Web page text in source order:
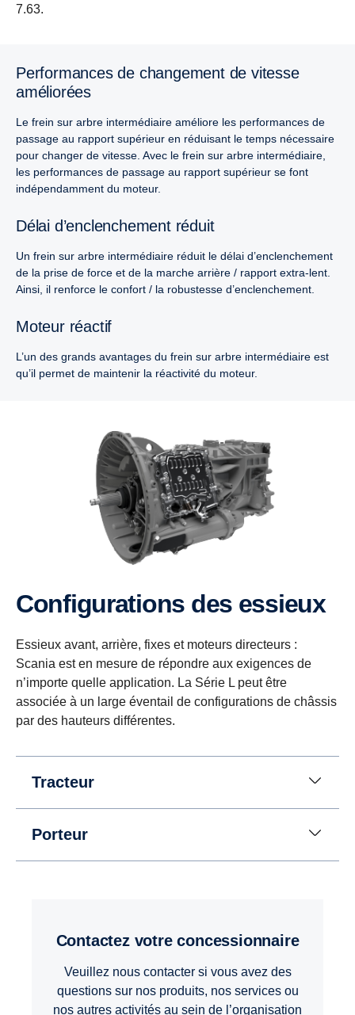
7.63.
Performances de changement de vitesse
améliorées
Le frein sur arbre intermédiaire améliore les performances de
passage au rapport supérieur en réduisant le temps nécessaire
pour changer de vitesse. Avec le frein sur arbre intermédiaire,
les performances de passage au rapport supérieur se font
indépendamment du moteur.
Délai d’enclenchement réduit
Un frein sur arbre intermédiaire réduit le délai d’enclenchement
de la prise de force et de la marche arrière / rapport extra-lent.
Ainsi, il renforce le confort / la robustesse d’enclenchement.
Moteur réactif
L’un des grands avantages du frein sur arbre intermédiaire est
qu’il permet de maintenir la réactivité du moteur.
Configurations des essieux
Essieux avant, arrière, fixes et moteurs directeurs :
Scania est en mesure de répondre aux exigences de
n’importe quelle application. La Série L peut être
associée à un large éventail de configurations de châssis
par des hauteurs différentes.
Tracteur
Porteur
Contactez votre concessionnaire
Veuillez nous contacter si vous avez des
questions sur nos produits, nos services ou
nos autres activités au sein de l’organisation